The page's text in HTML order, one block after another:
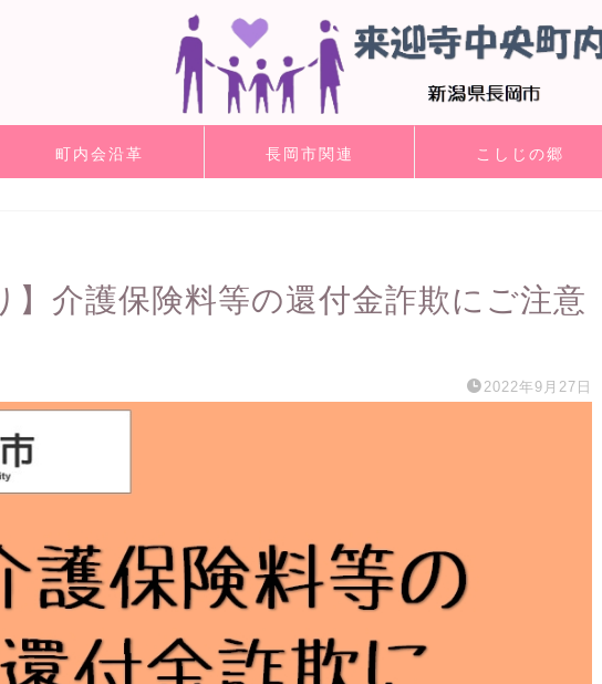
町内会沿革 長岡市関連 こしじの郷
】介護保険料等の還付金詐欺にご注意
2022年9月27日